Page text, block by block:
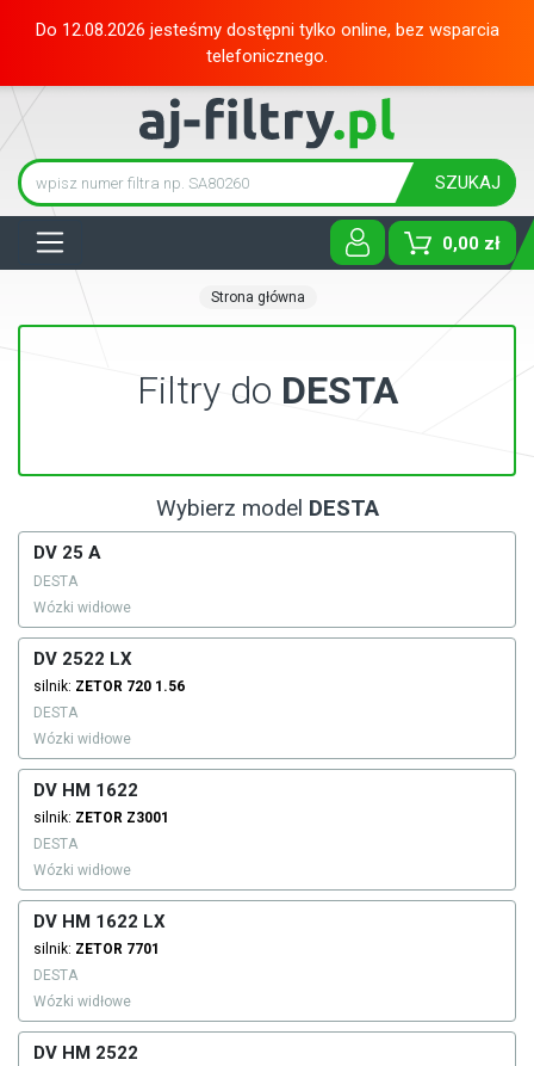
Do 12.08.2026 jesteśmy dostępni tylko online, bez wsparcia
telefonicznego.
SZUKAJ
0,00 zł
Strona główna
Filtry do DESTA
Wybierz model DESTA
DV 25 A
DESTA
Wózki widłowe
DV 2522 LX
silnik: ZETOR 720 1.56
DESTA
Wózki widłowe
DV HM 1622
silnik: ZETOR Z3001
DESTA
Wózki widłowe
DV HM 1622 LX
silnik: ZETOR 7701
DESTA
Wózki widłowe
DV HM 2522